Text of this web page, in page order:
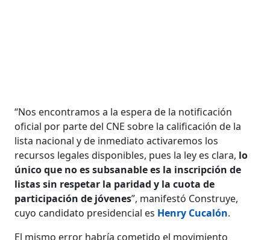
“Nos encontramos a la espera de la notificación
oficial por parte del CNE sobre la calificación de la
lista nacional y de inmediato activaremos los
recursos legales disponibles, pues la ley es clara, lo
único que no es subsanable es la inscripción de
listas sin respetar la paridad y la cuota de
participación de jóvenes”, manifestó Construye,
cuyo candidato presidencial es Henry Cucalón.
El mismo error habría cometido el movimiento